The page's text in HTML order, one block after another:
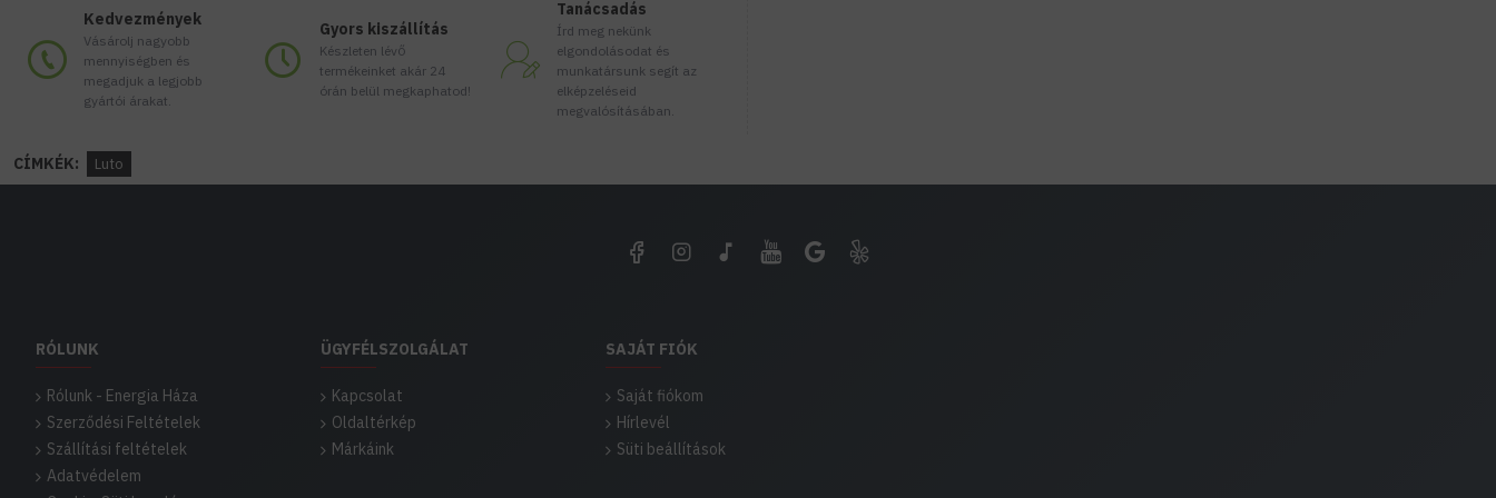
Kedvezmények
Vásárolj nagyobb
mennyiségben és
megadjuk a legjobb
gyártói árakat.
Gyors kiszállítás
Készleten lévő
termékeinket akár 24
órán belül megkaphatod!
Tanácsadás
Írd meg nekünk
elgondolásodat és
munkatársunk segít az
elképzeléseid
megvalósításában.
Átmérő / Méret
85 mm
Furatméret
CÍMKÉK: Luto
RÓLUNK
Rólunk - Energia Háza
Szerződési Feltételek
Szállítási feltételek
Adatvédelem
ÜGYFÉLSZOLGÁLAT
Kapcsolat
Oldaltérkép
Márkáink
SAJÁT FIÓK
Saját fiókom
Hírlevél
Süti beállítások